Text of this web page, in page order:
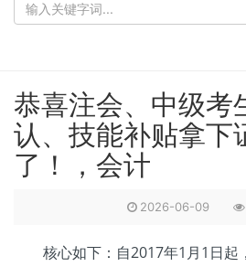
恭喜注会、中级考
认、技能补贴拿下
了！，会计
2026-06-09
核心如下：自2017年1月1日起